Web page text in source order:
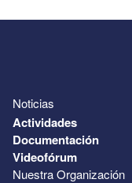
Noticias
Actividades
Documentación
Videofórum
Nuestra Organización